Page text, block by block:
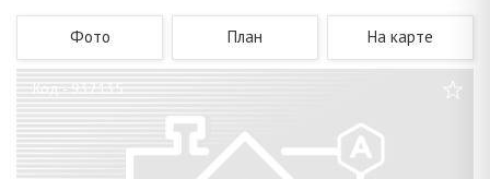
Фото План На карте
Код - 932135